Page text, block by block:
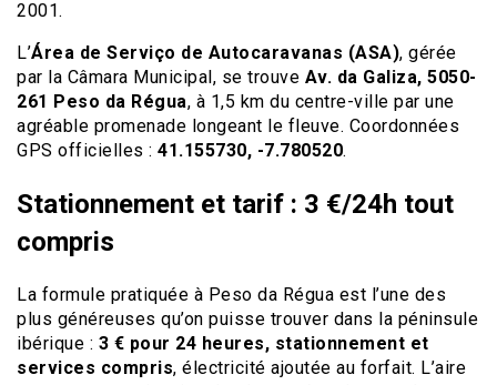
2001.
L’Área de Serviço de Autocaravanas (ASA), gérée
par la Câmara Municipal, se trouve Av. da Galiza, 5050-
261 Peso da Régua, à 1,5 km du centre-ville par une
agréable promenade longeant le fleuve. Coordonnées
GPS officielles : 41.155730, -7.780520.
Stationnement et tarif : 3 €/24h tout
compris
La formule pratiquée à Peso da Régua est l’une des
plus généreuses qu’on puisse trouver dans la péninsule
ibérique : 3 € pour 24 heures, stationnement et
services compris, électricité ajoutée au forfait. L’aire